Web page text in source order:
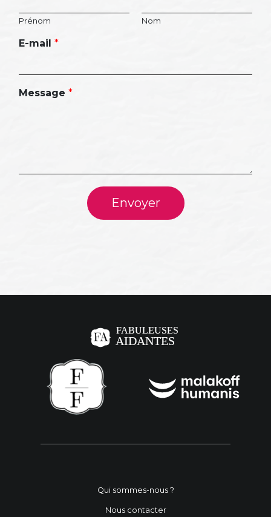
Prénom Nom
E-mail *
Message *
Envoyer
Qui sommes-nous ?
Nous contacter